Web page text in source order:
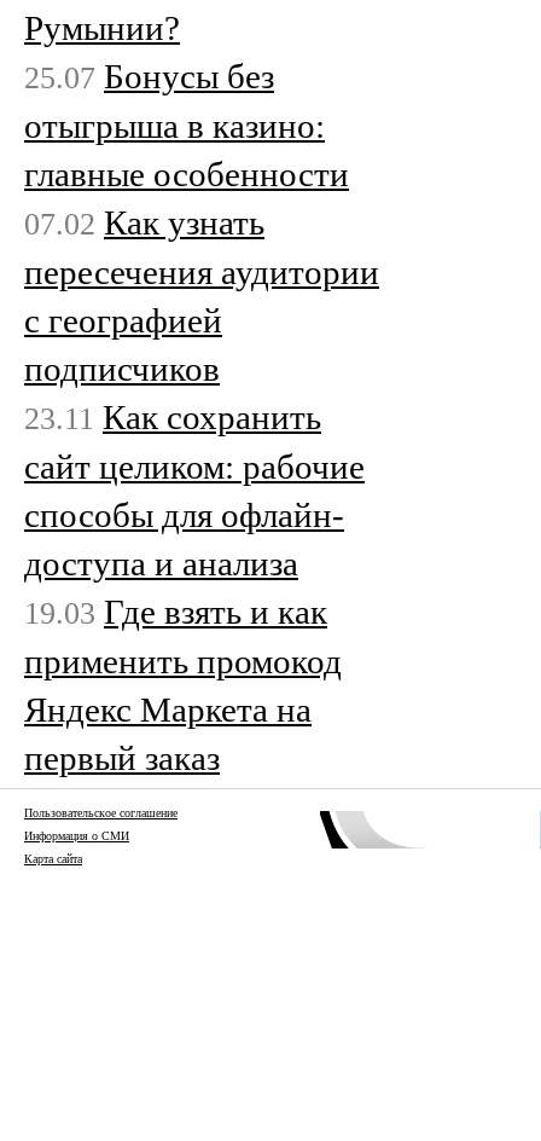
Румынии?
25.07 Бонусы без
отыгрыша в казино:
главные особенности
07.02 Как узнать
пересечения аудитории
с географией
подписчиков
23.11 Как сохранить
сайт целиком: рабочие
способы для офлайн-
доступа и анализа
19.03 Где взять и как
применить промокод
Яндекс Маркета на
первый заказ
Пользовательское соглашение
Информация о СМИ
Карта сайта